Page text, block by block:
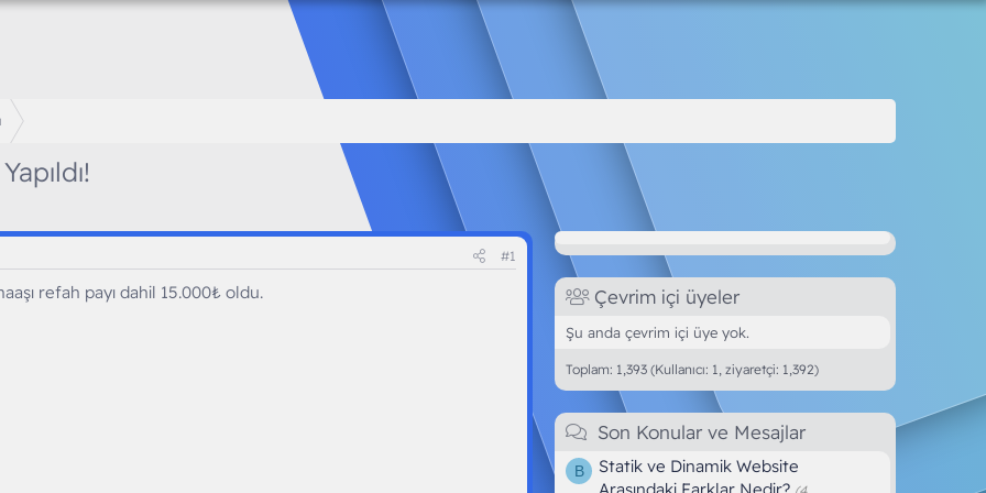
#1
refah payı dahil 15.000₺ oldu. Çevrim içi üyeler
Şu anda çevrim içi üye yok.
Toplam: 1,393 (Kullanıcı: 1, ziyaretçi: 1,392)
Son Konular ve Mesajlar
B
Statik ve Dinamik Website